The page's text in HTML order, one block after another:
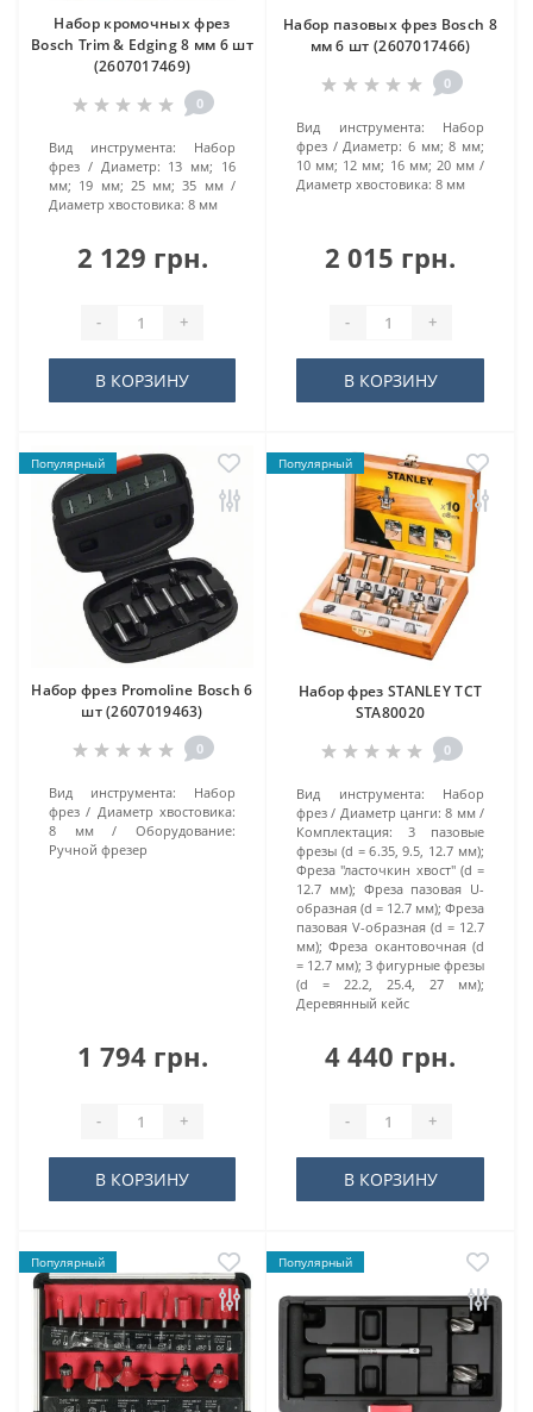
Набор кромочных фрез
Bosch Trim & Edging 8 мм 6 шт
(2607017469)
0
Вид инструмента:
Набор
фрез
Диаметр: 13 мм; 16
мм; 19 мм; 25 мм; 35 мм
Диаметр хвостовика: 8 мм
2 129 грн.
- +
В КОРЗИНУ
Набор пазовых фрез Bosch 8
мм 6 шт (2607017466)
0
Вид инструмента:
Набор
фрез
Диаметр: 6 мм; 8 мм;
10 мм; 12 мм; 16 мм; 20 мм
Диаметр хвостовика: 8 мм
2 015 грн.
- +
В КОРЗИНУ
Популярный
Набор фрез Promoline Bosch 6
шт (2607019463)
0
Вид инструмента:
Набор
фрез
Диаметр хвостовика:
8 мм
Оборудование:
Ручной фрезер
1 794 грн.
- +
В КОРЗИНУ
Популярный
Набор фрез STANLEY TCT
STA80020
0
Вид инструмента:
Набор
фрез
Диаметр цанги: 8 мм
Комплектация:
3 пазовые
фрезы (d = 6.35, 9.5, 12.7 мм);
Фреза "ласточкин хвост" (d =
12.7 мм); Фреза пазовая U-
образная (d = 12.7 мм); Фреза
пазовая V-образная (d = 12.7
мм); Фреза окантовочная (d
= 12.7 мм); 3 фигурные фрезы
(d = 22.2, 25.4, 27 мм);
Деревянный кейс
4 440 грн.
- +
В КОРЗИНУ
Популярный Популярный